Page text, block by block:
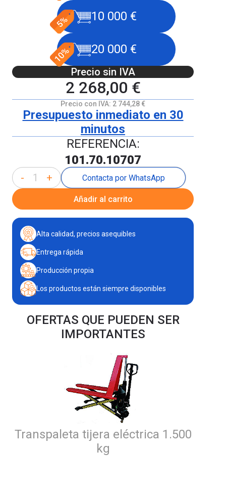
10 000 €
20 000 €
Precio sin IVA
2 268,00 €
Precio con IVA: 2 744,28 €
Presupuesto inmediato en 30
minutos
REFERENCIA:
101.70.10707
- + Contacta por WhatsApp
Añadir al carrito
Alta calidad, precios asequibles
Entrega rápida
Producción propia
Los productos están siempre disponibles
OFERTAS QUE PUEDEN SER
IMPORTANTES
Transpaleta tijera eléctrica 1.500
kg